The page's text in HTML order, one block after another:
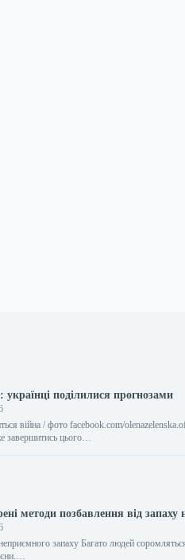
поділилися прогнозами
війна / фото facebook.com/
завершитись цього…
методи позбавлення від запаху
запаху Багато людей